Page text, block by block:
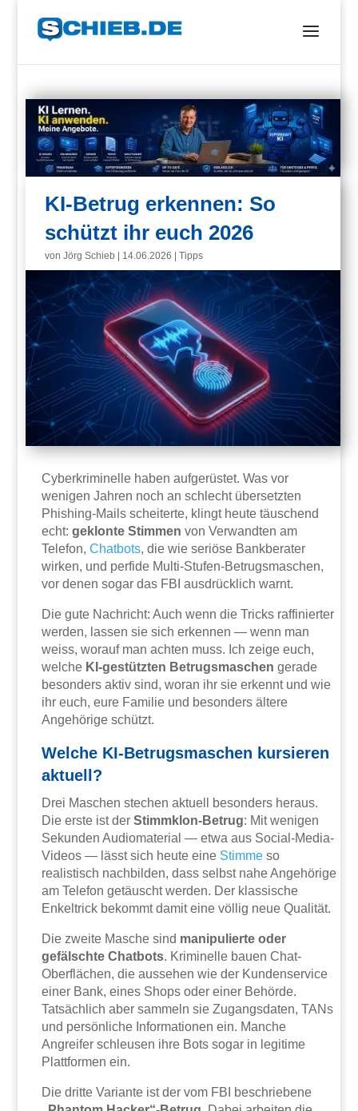
KI-Betrug erkennen: So
schützt ihr euch 2026
vonJörg Schieb 14.06.2026 |Tipps
Cyberkriminelle haben aufgerüstet. Was vor
wenigen Jahren noch an schlecht übersetzten
Phishing-Mails scheiterte, klingt heute täuschend
echt:geklonte Stimmen von Verwandten am
Telefon,Chatbots, die wie seriöse Bankberater
wirken, und perfide Multi-Stufen-Betrugsmaschen,
vor denen sogar das FBI ausdrücklich warnt.
Die gute Nachricht: Auch wenn die Tricks raffinierter
werden, lassen sie sich erkennen — wenn man
weiss, worauf man achten muss. Ich zeige euch,
welche KI-gestützten Betrugsmaschen gerade
besonders aktiv sind, woran ihr sie erkennt und wie
ihr euch, eure Familie und besonders ältere
Angehörige schützt.
Welche KI-Betrugsmaschen kursieren
aktuell?
Drei Maschen stechen aktuell besonders heraus.
Die erste ist derStimmklon-Betrug: Mit wenigen
Sekunden Audiomaterial — etwa aus Social-Media-
Videos — lässt sich heute eine Stimme so
realistisch nachbilden, dass selbst nahe Angehörige
am Telefon getäuscht werden. Der klassische
Enkeltrick bekommt damit eine völlig neue Qualität.
Die zweite Masche sind manipulierte oder
gefälschte Chatbots. Kriminelle bauen Chat-
Oberflächen, die aussehen wie der Kundenservice
einer Bank, eines Shops oder einer Behörde.
Tatsächlich aber sammeln sie Zugangsdaten, TANs
und persönliche Informationen ein. Manche
Angreifer schleusen ihre Bots sogar in legitime
Plattformen ein.
Die dritte Variante ist der vom FBI beschriebene